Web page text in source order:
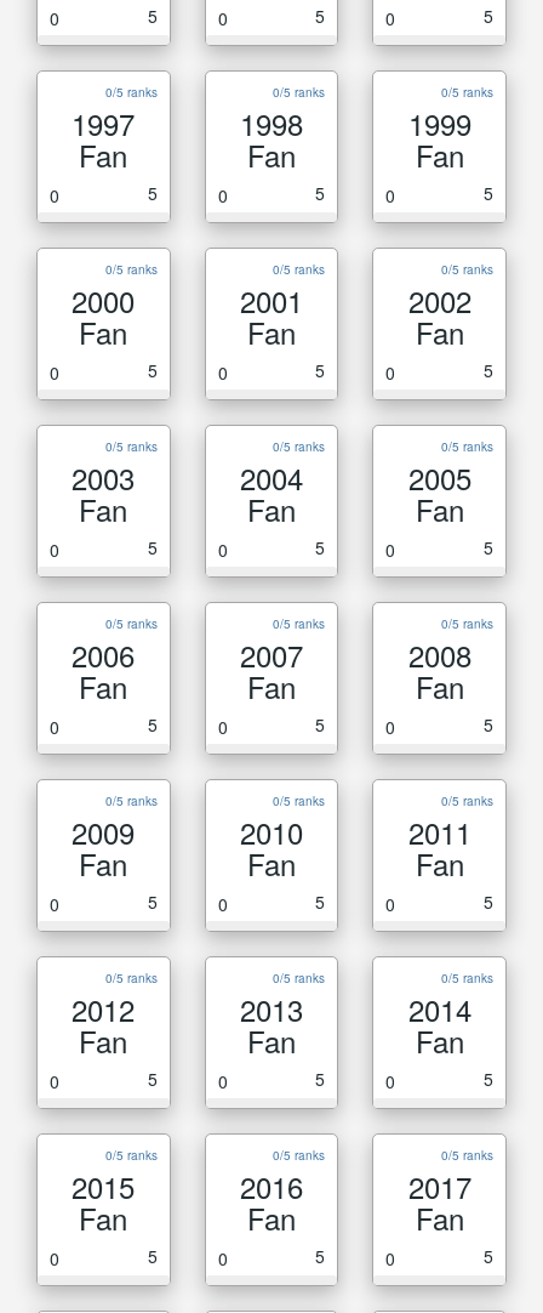
0 5 0 5 0 5
0/5 ranks
1997
Fan
0 5
0/5 ranks
1998
Fan
0 5
0/5 ranks
1999
Fan
0 5
0/5 ranks
2000
Fan
0 5
0/5 ranks
2001
Fan
0 5
0/5 ranks
2002
Fan
0 5
0/5 ranks
2003
Fan
0 5
0/5 ranks
2004
Fan
0 5
0/5 ranks
2005
Fan
0 5
0/5 ranks
2006
Fan
0 5
0/5 ranks
2007
Fan
0 5
0/5 ranks
2008
Fan
0 5
0/5 ranks
2009
Fan
0 5
0/5 ranks
2010
Fan
0 5
0/5 ranks
2011
Fan
0 5
0/5 ranks
2012
Fan
0 5
0/5 ranks
2013
Fan
0 5
0/5 ranks
2014
Fan
0 5
0/5 ranks
2015
Fan
0 5
0/5 ranks
2016
Fan
0 5
0/5 ranks
2017
Fan
0 5